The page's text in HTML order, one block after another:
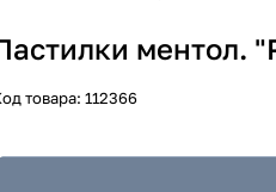
ментол.
товара:112366